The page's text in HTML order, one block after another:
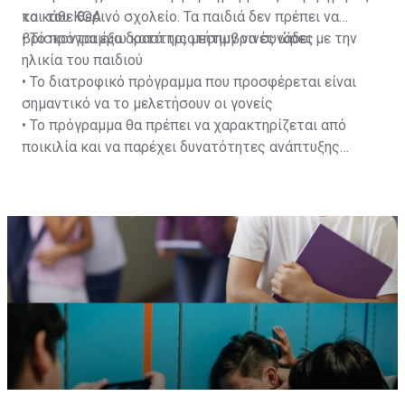
και του ΚΟΑ
το κάθε θερινό σχολείο. Τα παιδιά δεν πρέπει να
βρίσκονται έξω κατά τις μεσημβρινές ώρες
• Το πρόγραμμα δραστηριοτήτων να συνάδει με την
ηλικία του παιδιού
• Το διατροφικό πρόγραμμα που προσφέρεται είναι
σημαντικό να το μελετήσουν οι γονείς
• Το πρόγραμμα θα πρέπει να χαρακτηρίζεται από
ποικιλία και να παρέχει δυνατότητες ανάπτυξης
ευκαιρίες κοινωνικοποίησης.